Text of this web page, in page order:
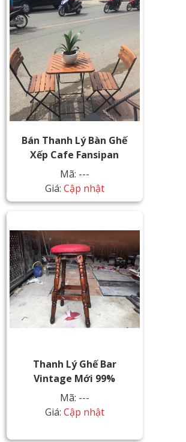
Bán Thanh Lý Bàn Ghế
Xếp Cafe Fansipan
Mã: ---
Giá: Cập nhật
Thanh Lý Ghế Bar
Vintage Mới 99%
Mã: ---
Giá: Cập nhật